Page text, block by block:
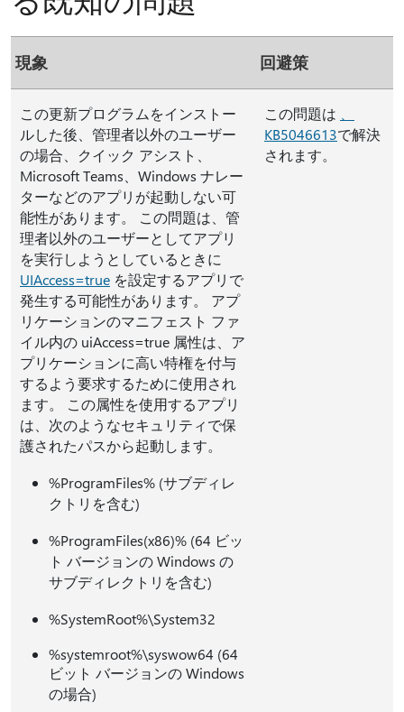
現象 回避策
この更新プログラムをインストー
ルした後、管理者以外のユーザー
の場合、クイック アシスト、
Microsoft Teams、Windows ナレー
ターなどのアプリが起動しない可
能性があります。 この問題は、管
理者以外のユーザーとしてアプリ
を実行しようとしているときに
UIAccess=true を設定するアプリで
発生する可能性があります。 アプ
リケーションのマニフェスト ファ
イル内の uiAccess=true 属性は、ア
プリケーションに高い特権を付与
するよう要求するために使用され
ます。 この属性を使用するアプリ
は、次のようなセキュリティで保
護されたパスから起動します。
%ProgramFiles% (サブディレ
クトリを含む)
%ProgramFiles(x86)% (64 ビッ
ト バージョンの Windows の
サブディレクトリを含む)
%SystemRoot%\System32
%systemroot%\syswow64 (64
ビット バージョンの Windows
の場合)
この問題は
KB5046613で解決
されます。